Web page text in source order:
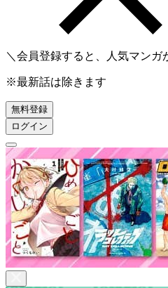
＼会員登録すると、人気マンガ
※最新話は除きます
無料登録
ログイン